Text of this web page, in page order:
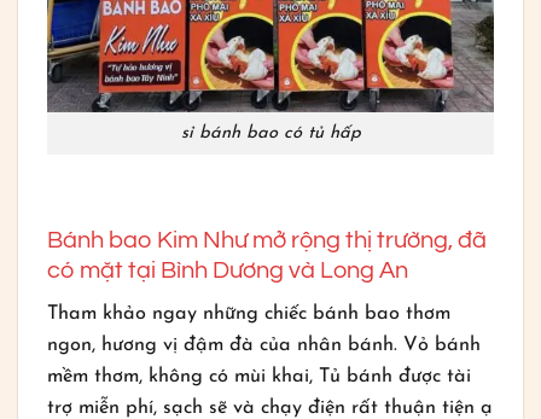
sỉ bánh bao có tủ hấp
Bánh bao Kim Như mở rộng thị trường, đã
có mặt tại Bình Dương và Long An
Tham khảo ngay những chiếc bánh bao thơm
ngon, hương vị đậm đà của nhân bánh. Vỏ bánh
mềm thơm, không có mùi khai, Tủ bánh được tài
trợ miễn phí, sạch sẽ và chạy điện rất thuận tiện ạ